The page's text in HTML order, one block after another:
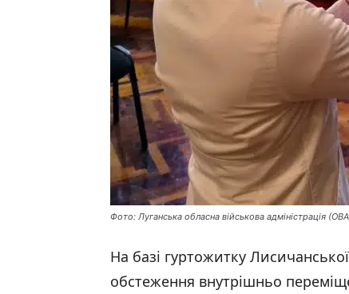
Фото: Луганська обласна військова адміністрація
На базі гуртожитку
обстеження внутрішньо